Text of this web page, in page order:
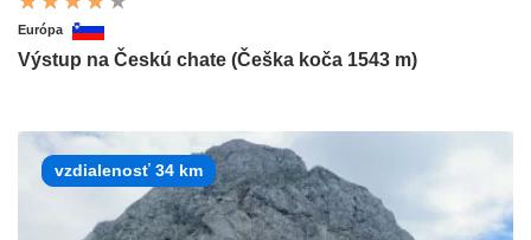
Európa
Výstup na Českú chate (Češka koča 1543 m)
vzdialenosť 34 km